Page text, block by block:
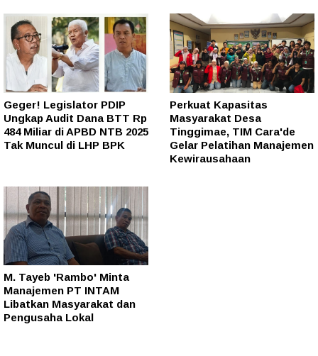
Geger! Legislator PDIP
Ungkap Audit Dana BTT Rp
484 Miliar di APBD NTB 2025
Tak Muncul di LHP BPK
Perkuat Kapasitas
Masyarakat Desa
Tinggimae, TIM Cara'de
Gelar Pelatihan Manajemen
Kewirausahaan
M. Tayeb 'Rambo' Minta
Manajemen PT INTAM
Libatkan Masyarakat dan
Pengusaha Lokal